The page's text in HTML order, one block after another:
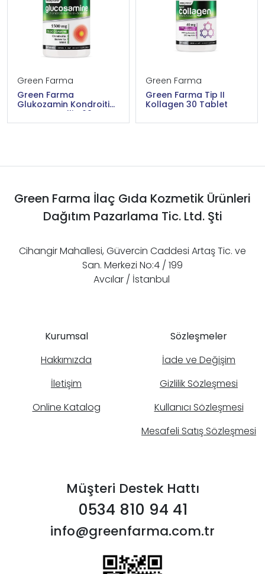
Green Farma
Green Farma
Glukozamin Kondroitin
MSM Boswellia 60
Tablet
Green Farma
Green Farma Tip II
Kollagen 30 Tablet
Green Farma İlaç Gıda Kozmetik Ürünleri
Dağıtım Pazarlama Tic. Ltd. Şti
Cihangir Mahallesi, Güvercin Caddesi Artaş Tic. ve
San. Merkezi No:4 / 199
Avcılar / İstanbul
Kurumsal
Hakkımızda
İletişim
Online Katalog
Sözleşmeler
İade ve Değişim
Gizlilik Sözleşmesi
Kullanıcı Sözleşmesi
Mesafeli Satış Sözleşmesi
Müşteri Destek Hattı
0534 810 94 41
info@greenfarma.com.tr